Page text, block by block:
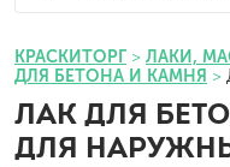
КРАСКИТОРГ
ЛАКИ,
ДЛЯ БЕТОНА И КАМНЯ
ЛАК ДЛЯ
ДЛЯ